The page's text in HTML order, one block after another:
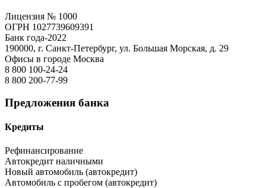
Лицензия № 1000
ОГРН 1027739609391
Банк года-2022
190000, г. Санкт-Петербург, ул. Большая Морская, д. 29
Офисы в городе Москва
8 800 100-24-24
8 800 200-77-99
Предложения банка
Кредиты
Рефинансирование
Автокредит наличными
Новый автомобиль (автокредит)
Автомобиль с пробегом (автокредит)